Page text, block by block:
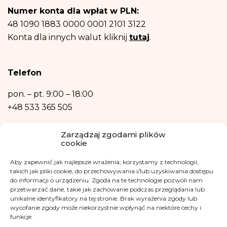
Zarządzaj zgodami plików
cookie
Aby zapewnić jak najlepsze wrażenia, korzystamy z technologii,
takich jak pliki cookie, do przechowywania i/lub uzyskiwania dostępu
do informacji o urządzeniu. Zgoda na te technologie pozwoli nam
przetwarzać dane, takie jak zachowanie podczas przeglądania lub
unikalne identyfikatory na tej stronie. Brak wyrażenia zgody lub
wycofanie zgody może niekorzystnie wpłynąć na niektóre cechy i
funkcje.
Posiadasz prawo dostępu do treści swoich danych oraz prawo ich
sprostowania, usunięcia, ograniczenia przetwarzania, prawo do przenoszenia
danych, prawo wniesienia sprzeciwu, prawo do przenoszenia danych.
Ochrony Danych Osobowych, w razie uznania, iż przetwarzanie danych
Podanie danych osobowych jest niezbędne do zrealizowania ww. celów.
również w formie profilowania.
Numer konta dla wpłat w PLN:
48 1090 1883 0000 0001 2101 3122
Konta dla innych walut kliknij tutaj.
Telefon
pon. – pt. 9:00 – 18:00
+48 533 365 505
kontakt@fundacjakasisi.pl
Inspektor Danych Osobowych
Klaudia Kwiatkowska
iod@fundacjakasisi.pl